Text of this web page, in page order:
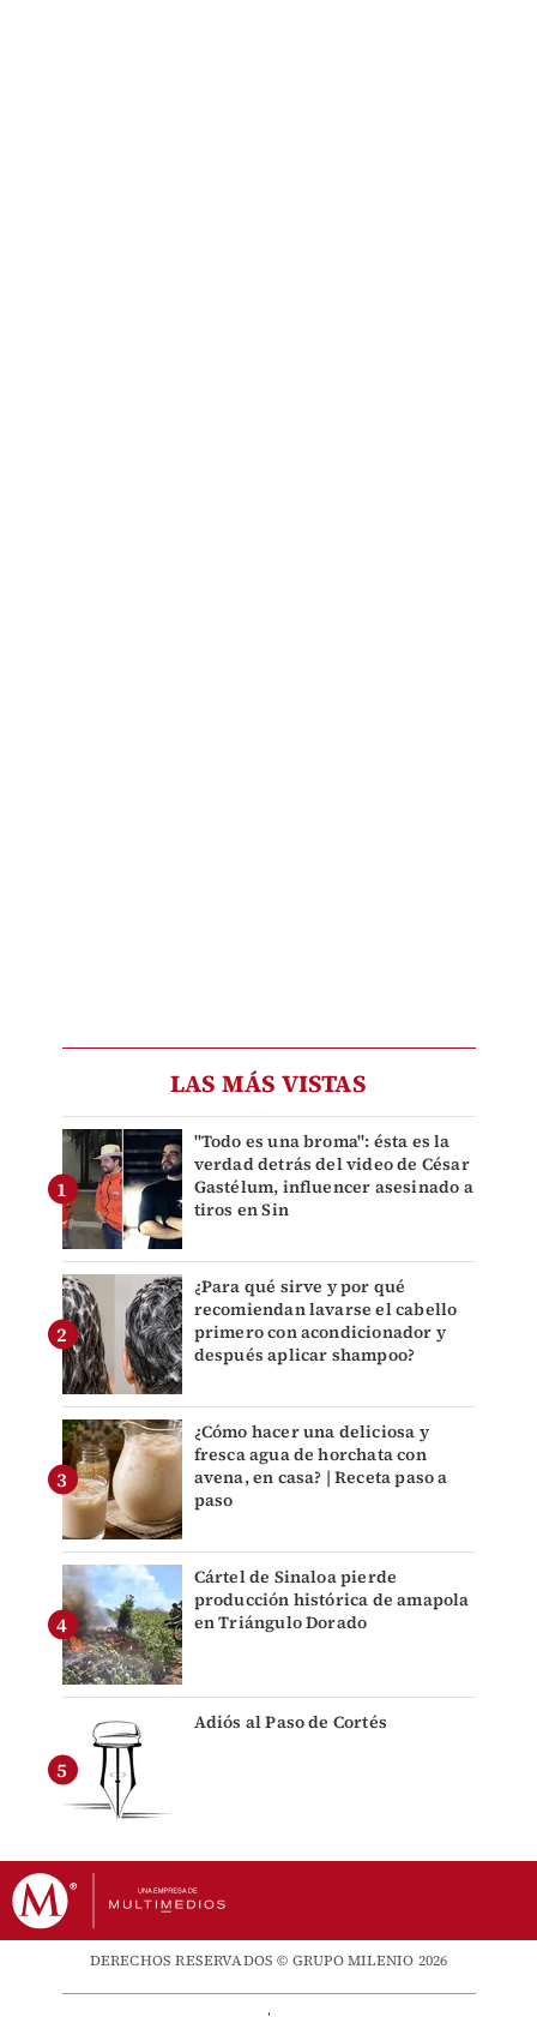
LAS MÁS VISTAS
"Todo es una broma": ésta es la
verdad detrás del video de César
Gastélum, influencer asesinado a
tiros en Sin
¿Para qué sirve y por qué
recomiendan lavarse el cabello
primero con acondicionador y
después aplicar shampoo?
¿Cómo hacer una deliciosa y
fresca agua de horchata con
avena, en casa? | Receta paso a
paso
Cártel de Sinaloa pierde
producción histórica de amapola
en Triángulo Dorado
Adiós al Paso de Cortés
DERECHOS RESERVADOS © GRUPO MILENIO 2026